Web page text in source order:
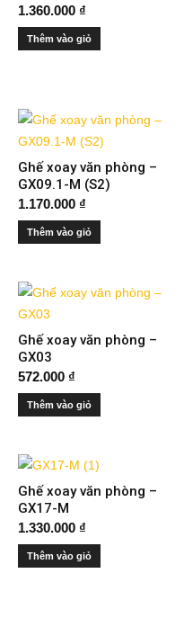
1.360.000 ₫
Thêm vào giỏ
Ghế xoay văn phòng –
GX09.1-M (S2)
1.170.000 ₫
Thêm vào giỏ
Ghế xoay văn phòng –
GX03
572.000 ₫
Thêm vào giỏ
Ghế xoay văn phòng –
GX17-M
1.330.000 ₫
Thêm vào giỏ